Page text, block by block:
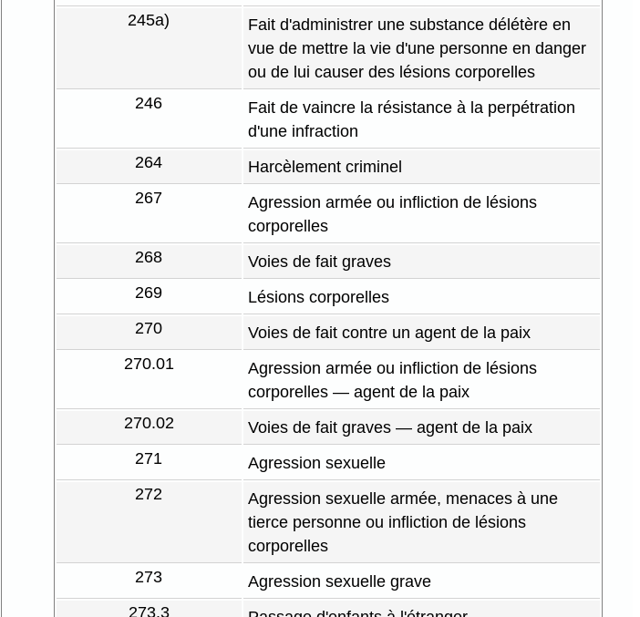
245a)
Fait d'administrer une substance délétère en
vue de mettre la vie d'une personne en danger
ou de lui causer des lésions corporelles
246
Fait de vaincre la résistance à la perpétration
d'une infraction
264
Harcèlement criminel
267
Agression armée ou infliction de lésions
corporelles
268
Voies de fait graves
269
Lésions corporelles
270
Voies de fait contre un agent de la paix
270.01
Agression armée ou infliction de lésions
corporelles — agent de la paix
270.02
Voies de fait graves — agent de la paix
271
Agression sexuelle
272
Agression sexuelle armée, menaces à une
tierce personne ou infliction de lésions
corporelles
273
Agression sexuelle grave
273.3